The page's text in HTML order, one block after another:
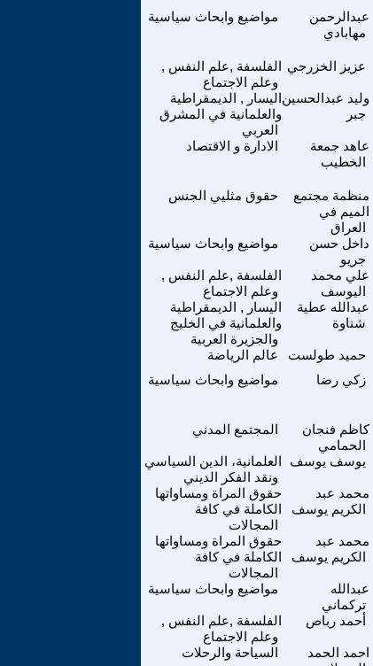
مواضيع وابحاث سياسية
عبدالرحمن
مهابادي
الفلسفة ,علم النفس ,
وعلم الاجتماع
عزيز الخزرجي
اليسار , الديمقراطية
والعلمانية في المشرق
العربي
وليد عبدالحسين
جبر
الادارة و الاقتصاد
عاهد جمعة
الخطيب
حقوق مثليي الجنس
منظمة مجتمع
الميم في
العراق
مواضيع وابحاث سياسية
داخل حسن
جريو
الفلسفة ,علم النفس ,
وعلم الاجتماع
علي محمد
اليوسف
اليسار , الديمقراطية
والعلمانية في الخليج
والجزيرة العربية
عبدالله عطية
شناوة
عالم الرياضة حميد طولست
مواضيع وابحاث سياسية
زكي رضا
المجتمع المدني
كاظم فنجان
الحمامي
العلمانية، الدين السياسي
ونقد الفكر الديني
يوسف يوسف
حقوق المراة ومساواتها
الكاملة في كافة
المجالات
محمد عبد
الكريم يوسف
حقوق المراة ومساواتها
الكاملة في كافة
المجالات
محمد عبد
الكريم يوسف
مواضيع وابحاث سياسية
عبدالله
تركماني
الفلسفة ,علم النفس ,
وعلم الاجتماع
أحمد رباص
السياحة والرحلات
احمد الحمد